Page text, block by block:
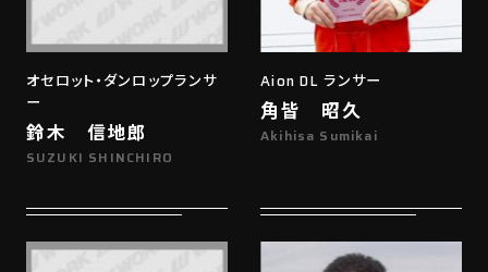
オセロット・ダンロップランサ
ー
鈴木 信地郎
SUZUKI SHINCHIRO
Aion DL ランサー
角皆 昭久
Akihisa Sumikai